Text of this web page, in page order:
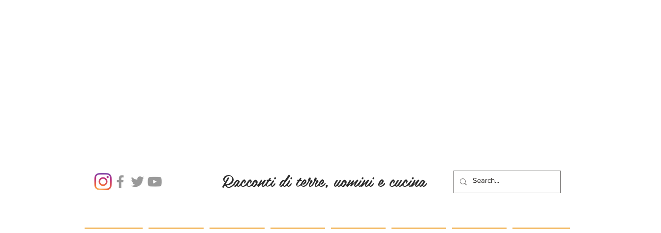
Racconti di terre, uomini e cucina